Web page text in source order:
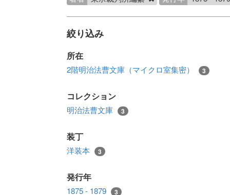
絞り込み
所在
2階明治法曹文庫（マイクロ室集密） 3
コレクション
明治法曹文庫 3
装丁
洋装本 3
発行年
1875 - 1879 3